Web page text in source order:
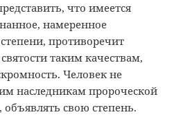
что имеется
намеренное
противоречит
таким качествам,
Человек не
наследникам пророческой
свою степень.